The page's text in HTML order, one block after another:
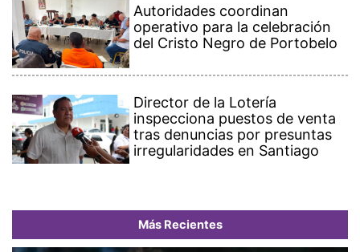
Autoridades coordinan
operativo para la celebración
del Cristo Negro de Portobelo
Director de la Lotería
inspecciona puestos de venta
tras denuncias por presuntas
irregularidades en Santiago
Más Recientes